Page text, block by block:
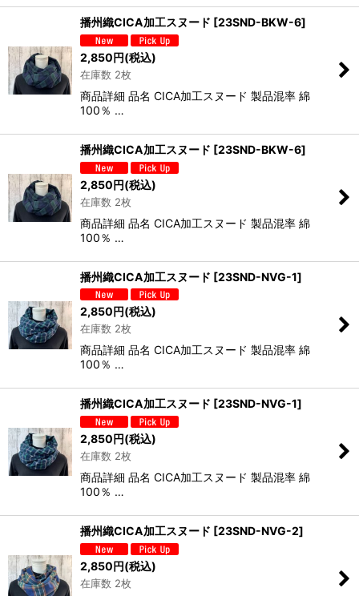
播州織CICA加工スヌード [23SND-BKW-6]
2,850円(税込)
在庫数 2枚
商品詳細 品名 CICA加工スヌード 製品混率 綿
100％ …
播州織CICA加工スヌード [23SND-BKW-6]
2,850円(税込)
在庫数 2枚
商品詳細 品名 CICA加工スヌード 製品混率 綿
100％ …
播州織CICA加工スヌード [23SND-NVG-1]
2,850 円(税込)
在庫数 2枚
商品詳細 品名 CICA加工スヌード 製品混率 綿
100％ …
播州織CICA加工スヌード [23SND-NVG-1]
2,850円(税込)
在庫数 2枚
商品詳細 品名 CICA加工スヌード 製品混率 綿
100％ …
播州織CICA加工スヌード [23SND-NVG-2]
2,850円(税込)
在庫数 2枚